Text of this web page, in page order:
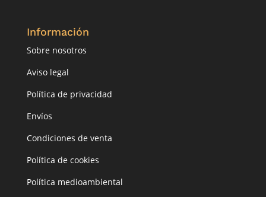
Información
Sobre nosotros
Aviso legal
Política de privacidad
Envíos
Condiciones de venta
Política de cookies
Política medioambiental